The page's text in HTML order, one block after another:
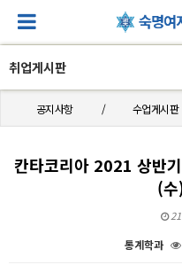
취업게시판
공지사항 수업게시판
칸타코리아 2021 상반
(
통계학과